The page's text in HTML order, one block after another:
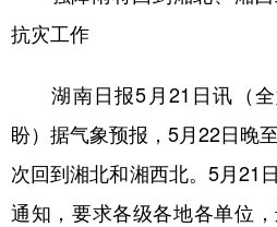
访谈
食品 人居
学术中国 乡村振兴
城市 旅游
抗灾工作
湖南日报5月21日讯（全
盼）据气象预报，5月22日晚
次回到湘北和湘西北。5月21
通知，要求各级各地各单位